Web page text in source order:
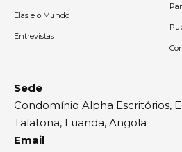
Elas e o Mundo
Entrevistas
Sede
Condomínio Alpha Escritórios,
Talatona, Luanda, Angola
Email